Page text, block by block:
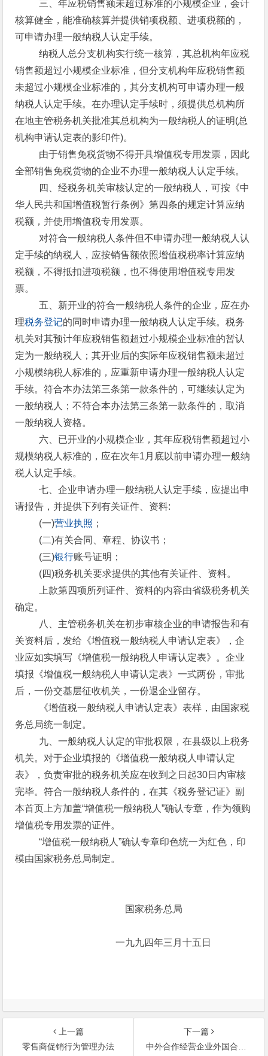
三、年应税销售额未超过标准的小规模企业，会计
核算健全，能准确核算并提供销项税额、进项税额的，
可申请办理一般纳税人认定手续。
纳税人总分支机构实行统一核算，其总机构年应税
销售额超过小规模企业标准，但分支机构年应税销售额
未超过小规模企业标准的，其分支机构可申请办理一般
纳税人认定手续。在办理认定手续时，须提供总机构所
在地主管税务机关批准其总机构为一般纳税人的证明(总
机构申请认定表的影印件)。
由于销售免税货物不得开具增值税专用发票，因此
全部销售免税货物的企业不办理一般纳税人认定手续。
四、经税务机关审核认定的一般纳税人，可按《中
华人民共和国增值税暂行条例》第四条的规定计算应纳
税额，并使用增值税专用发票。
对符合一般纳税人条件但不申请办理一般纳税人认
定手续的纳税人，应按销售额依照增值税税率计算应纳
税额，不得抵扣进项税额，也不得使用增值税专用发
票。
五、新开业的符合一般纳税人条件的企业，应在办
理税务登记的同时申请办理一般纳税人认定手续。税务
机关对其预计年应税销售额超过小规模企业标准的暂认
定为一般纳税人；其开业后的实际年应税销售额未超过
小规模纳税人标准的，应重新申请办理一般纳税人认定
手续。符合本办法第三条第一款条件的，可继续认定为
一般纳税人；不符合本办法第三条第一款条件的，取消
一般纳税人资格。
六、已开业的小规模企业，其年应税销售额超过小
规模纳税人标准的，应在次年1月底以前申请办理一般纳
税人认定手续。
七、企业申请办理一般纳税人认定手续，应提出申
请报告，并提供下列有关证件、资料:
(一)营业执照 ；
(二)有关合同、章程、协议书；
(三)银行账号证明；
(四)税务机关要求提供的其他有关证件、资料。
上款第四项所列证件、资料的内容由省级税务机关
确定。
八、主管税务机关在初步审核企业的申请报告和有
关资料后，发给《增值税一般纳税人申请认定表》，企
业应如实填写《增值税一般纳税人申请认定表》。企业
填报《增值税一般纳税人申请认定表》一式两份，审批
后，一份交基层征收机关，一份退企业留存。
《增值税一般纳税人申请认定表》表样，由国家税
务总局统一制定。
九、一般纳税人认定的审批权限，在县级以上税务
机关。对于企业填报的《增值税一般纳税人申请认定
表》，负责审批的税务机关应在收到之日起30日内审核
完毕。符合一般纳税人条件的，在其《税务登记证》副
本首页上方加盖“增值税一般纳税人”确认专章，作为领购
增值税专用发票的证件。
“增值税一般纳税人”确认专章印色统一为红色，印
模由国家税务总局制定。
国家税务总局
一九九四年三月十五日
上一篇
零售商促销行为管理办法
下一篇
中外合作经营企业外国合作者先行回收投资审批办法